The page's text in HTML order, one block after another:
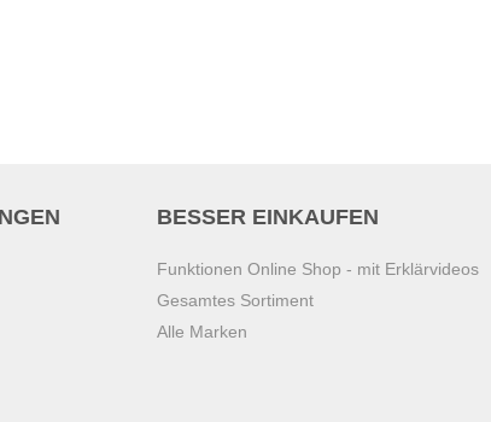
BESSER EINKAUFEN
Funktionen Online Shop - mit Erklärvideos
Gesamtes Sortiment
Alle Marken